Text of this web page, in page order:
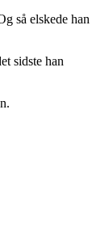
så elskede han
sidste han